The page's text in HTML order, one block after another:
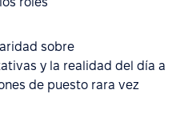
sobre
y la realidad del día a
de puesto rara vez